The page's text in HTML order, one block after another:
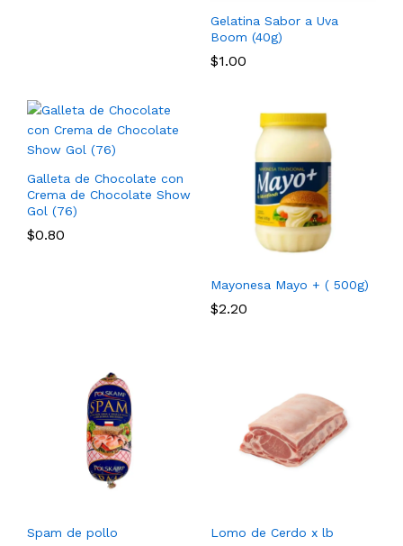
Gelatina Sabor a Uva
Boom (40g)
$1.00
Galleta de Chocolate con
Crema de Chocolate Show
Gol (76)
$0.80
Mayonesa Mayo + ( 500g)
$2.20
Spam de pollo Lomo de Cerdo x lb